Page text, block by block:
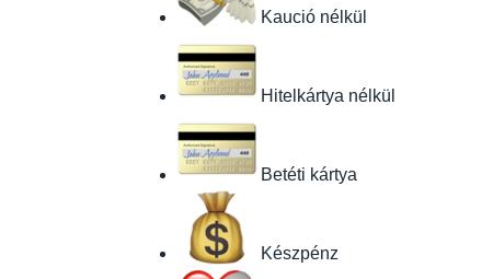
Kaució nélkül
Hitelkártya nélkül
Betéti kártya
Készpénz